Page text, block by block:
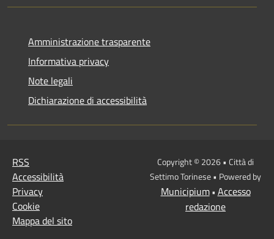
Amministrazione trasparente
Informativa privacy
Note legali
Dichiarazione di accessibilità
RSS
Accessibilità
Privacy
Cookie
Mappa del sito
Copyright © 2026 • Città di
Settimo Torinese • Powered by
Municipium• Accesso
redazione